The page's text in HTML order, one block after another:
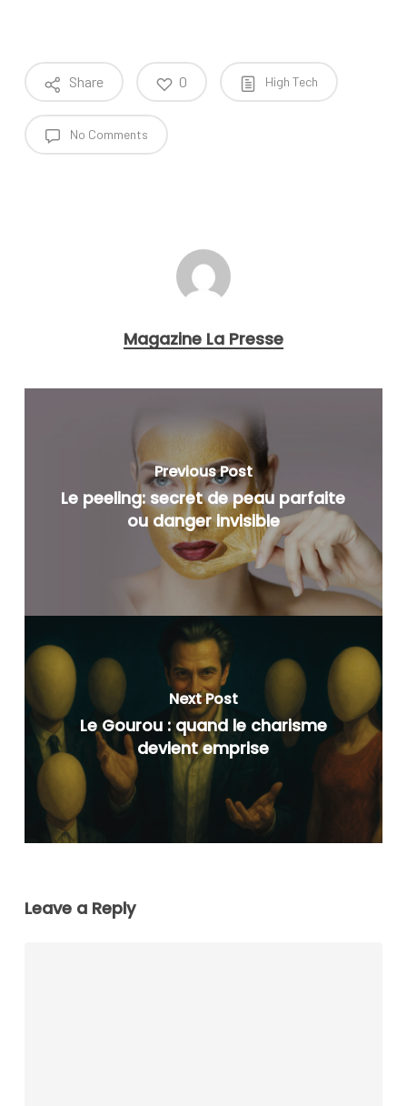
Share 0 High Tech
No Comments
Magazine La Presse
Previous Post
Le peeling: secret de peau parfaite
ou danger invisible
Next Post
Le Gourou : quand le charisme
devient emprise
Leave a Reply